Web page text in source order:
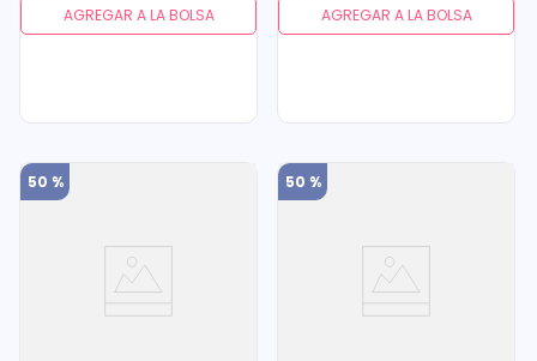
AGREGAR A LA BOLSA
AGREGAR A LA BOLSA
50 % 50 %